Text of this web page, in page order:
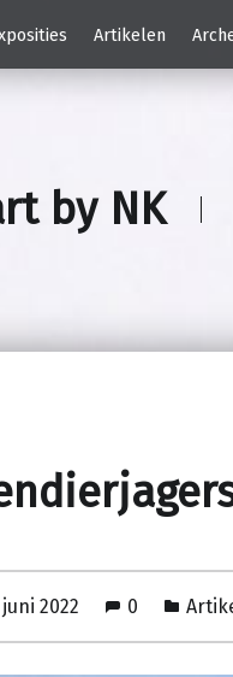
Artikelen
by NK
juni 2022 0